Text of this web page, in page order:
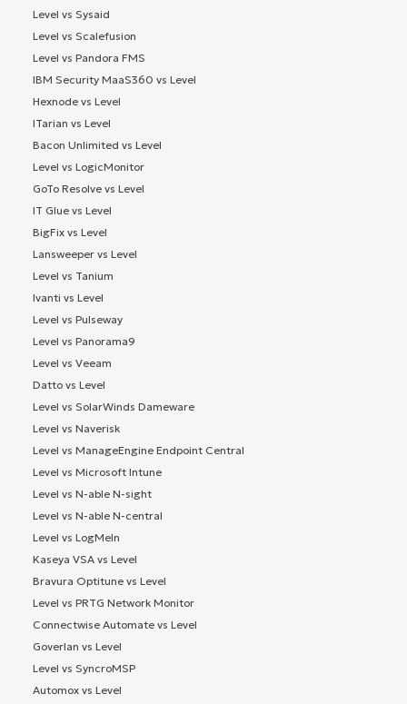
Level vs Sysaid
Level vs Scalefusion
Level vs Pandora FMS
IBM Security MaaS360 vs Level
Hexnode vs Level
ITarian vs Level
Bacon Unlimited vs Level
Level vs LogicMonitor
GoTo Resolve vs Level
IT Glue vs Level
BigFix vs Level
Lansweeper vs Level
Level vs Tanium
Ivanti vs Level
Level vs Pulseway
Level vs Panorama9
Level vs Veeam
Datto vs Level
Level vs SolarWinds Dameware
Level vs Naverisk
Level vs ManageEngine Endpoint Central
Level vs Microsoft Intune
Level vs N-able N-sight
Level vs N-able N-central
Level vs LogMeIn
Kaseya VSA vs Level
Bravura Optitune vs Level
Level vs PRTG Network Monitor
Connectwise Automate vs Level
Goverlan vs Level
Level vs SyncroMSP
Automox vs Level